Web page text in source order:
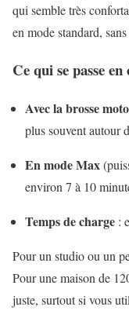
qui semble très
en mode standard,
Ce qui se passe
Avec la brosse
plus souvent autour
En mode Max
environ 7 à 10
Temps de charge :
Pour un studio ou un
Pour une maison de
juste, surtout si vous